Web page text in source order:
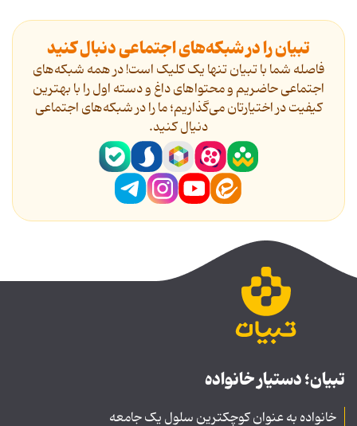
تبیان را در شبکه‌های اجتماعی دنبال کنید
فاصله شما با تبیان تنها یک کلیک است! در همه شبکه‌های
اجتماعی حاضریم و محتواهای داغ و دسته اول را با بهترین
کیفیت در اختیارتان می‌گذاریم؛ ما را در شبکه‌های اجتماعی
دنیال کنید.
تبیان؛ دستیار خانواده
خانواده به عنوان کوچکترین سلول یک جامعه